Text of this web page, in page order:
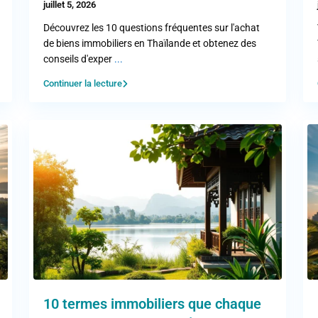
juillet 5, 2026
Découvrez les 10 questions fréquentes sur l'achat
de biens immobiliers en Thaïlande et obtenez des
conseils d'exper ...
Continuer la lecture
10 termes immobiliers que chaque